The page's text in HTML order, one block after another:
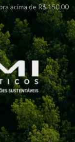
acima de R$ 150,00